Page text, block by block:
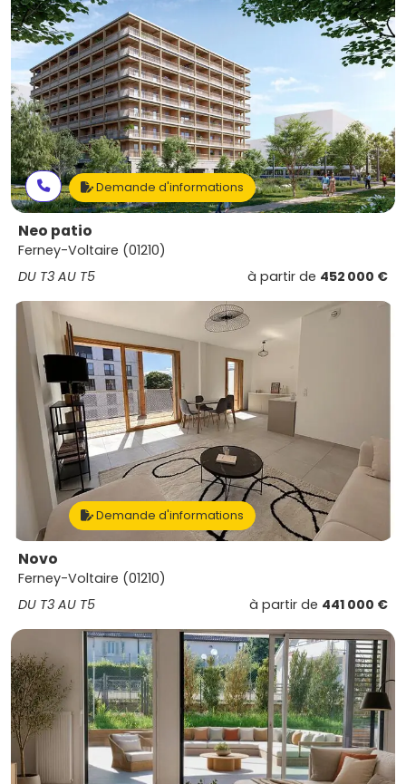
Demande d'informations
Neo patio
Ferney-Voltaire (01210)
DU T3 AU T5
à partir de 452 000 €
Demande d'informations
Novo
Ferney-Voltaire (01210)
DU T3 AU T5
à partir de 441 000 €